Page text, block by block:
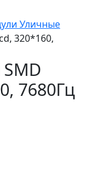
Уличные
320*160,
7680Гц